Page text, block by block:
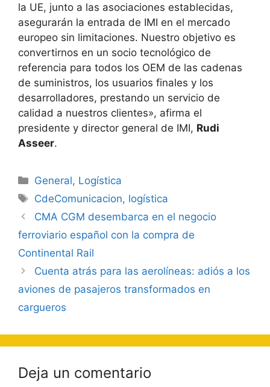
la UE, junto a las asociaciones establecidas,
asegurarán la entrada de IMI en el mercado
europeo sin limitaciones. Nuestro objetivo es
convertirnos en un socio tecnológico de
referencia para todos los OEM de las cadenas
de suministros, los usuarios finales y los
desarrolladores, prestando un servicio de
calidad a nuestros clientes», afirma el
presidente y director general de IMI, Rudi
Asseer.
Categorías
General, Logística
Etiquetas
CdeComunicacion, logística
Navegación
de
CMA CGM desembarca en el negocio
ferroviario español con la compra de
Continental Rail
Cuenta atrás para las aerolíneas: adiós a los
aviones de pasajeros transformados en
cargueros
Deja un comentario